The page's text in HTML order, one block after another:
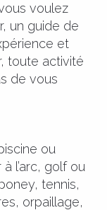
voulez
un guide de
et
toute activité
de vous
ou
l’arc, golf ou
tennis,
orpaillage,